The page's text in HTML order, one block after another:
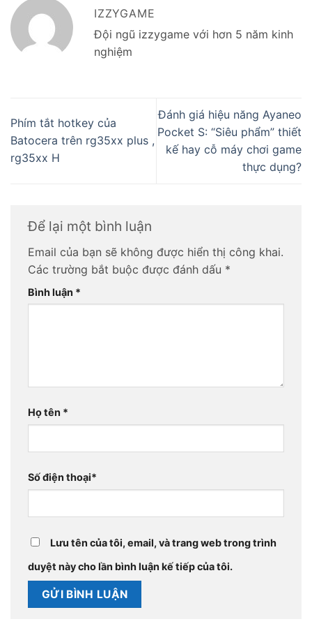
IZZYGAME
Đội ngũ izzygame với hơn 5 năm kinh
nghiệm
Phím tắt hotkey của
Batocera trên rg35xx plus ,
rg35xx H
Đánh giá hiệu năng Ayaneo
Pocket S: “Siêu phẩm” thiết
kế hay cỗ máy chơi game
thực dụng?
Để lại một bình luận
Email của bạn sẽ không được hiển thị công khai.
Các trường bắt buộc được đánh dấu *
Bình luận *
Họ tên *
Số điện thoại*
Lưu tên của tôi, email, và trang web trong trình
duyệt này cho lần bình luận kế tiếp của tôi.